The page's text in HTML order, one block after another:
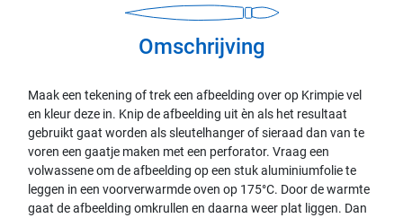
Omschrijving
Maak een tekening of trek een afbeelding over op Krimpie vel
en kleur deze in. Knip de afbeelding uit èn als het resultaat
gebruikt gaat worden als sleutelhanger of sieraad dan van te
voren een gaatje maken met een perforator. Vraag een
volwassene om de afbeelding op een stuk aluminiumfolie te
leggen in een voorverwarmde oven op 175°C. Door de warmte
gaat de afbeelding omkrullen en daarna weer plat liggen. Dan